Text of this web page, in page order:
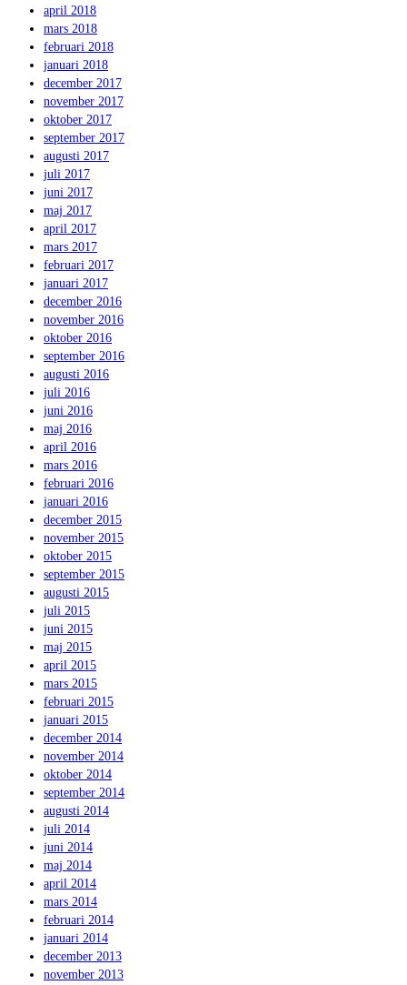
april 2018
mars 2018
februari 2018
januari 2018
december 2017
november 2017
oktober 2017
september 2017
augusti 2017
juli 2017
juni 2017
maj 2017
april 2017
mars 2017
februari 2017
januari 2017
december 2016
november 2016
oktober 2016
september 2016
augusti 2016
juli 2016
juni 2016
maj 2016
april 2016
mars 2016
februari 2016
januari 2016
december 2015
november 2015
oktober 2015
september 2015
augusti 2015
juli 2015
juni 2015
maj 2015
april 2015
mars 2015
februari 2015
januari 2015
december 2014
november 2014
oktober 2014
september 2014
augusti 2014
juli 2014
juni 2014
maj 2014
april 2014
mars 2014
februari 2014
januari 2014
december 2013
november 2013